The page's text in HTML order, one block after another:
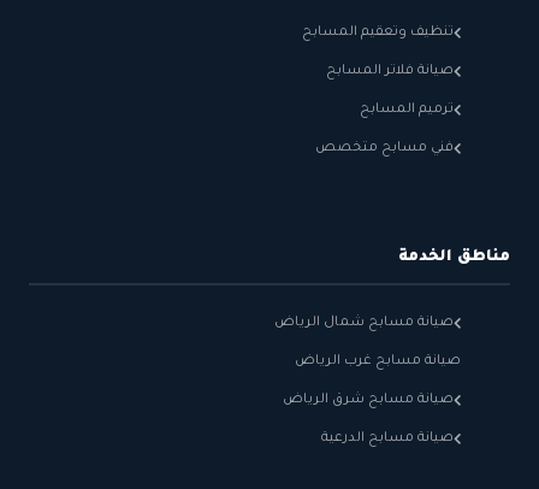
تنظيف وتعقيم المسابح
صيانة فلاتر المسابح
ترميم المسابح
فني مسابح متخصص
مناطق الخدمة
صيانة مسابح شمال الرياض
صيانة مسابح غرب الرياض
صيانة مسابح شرق الرياض
صيانة مسابح الدرعية